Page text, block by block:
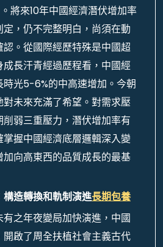
將來10年中國經濟潛伏增加率
，仍不完整明白，尚須在動
。從國際經歷特殊是中國超
長汗青經過歷程看，中國經
光5-6%的中高速增加。今朝
未來充滿了希望。對需求壓
弱三重壓力，潛伏增加率有
握中國經濟底層邏輯深入變
向高東西的品質成長的最基
造轉換和軌制演進長期包養
之年夜變局加快演進，中國
啟了周全扶植社會主義古代